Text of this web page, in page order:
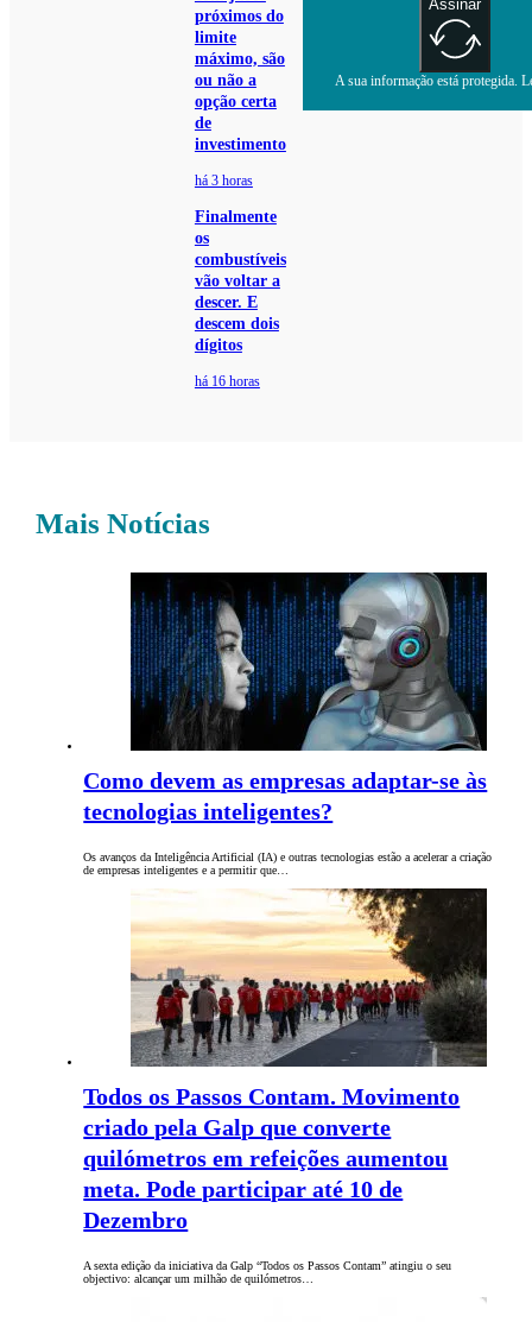
próximos do
limite
máximo, são
ou não a
opção certa
de
investimento
há 3 horas
Finalmente
os
combustíveis
vão voltar a
descer. E
descem dois
dígitos
há 16 horas
Assinar
A sua informação está protegida.
Mais Notícias
Como devem as empresas adaptar-se às
tecnologias inteligentes?
Os avanços da Inteligência Artificial (IA) e outras tecnologias estão a acelerar a criação
de empresas inteligentes e a permitir que…
Todos os Passos Contam. Movimento
criado pela Galp que converte
quilómetros em refeições aumentou
meta. Pode participar até 10 de
Dezembro
A sexta edição da iniciativa da Galp “Todos os Passos Contam” atingiu o seu
objectivo: alcançar um milhão de quilómetros…